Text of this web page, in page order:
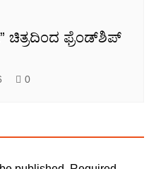
ಚಿತ್ರದಿಂದ ಫ್ರೆಂಡ್‍ಶಿಪ್
0